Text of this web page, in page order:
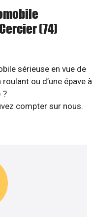
(74)
sérieuse en vue de
ou d’une épave à
?
compter sur nous.